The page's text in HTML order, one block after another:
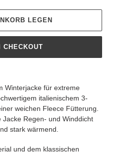
LEGEN
CHECKOUT
Winterjacke für extreme
italienischem 3-
weichen Fleece Fütterung.
Regen- und Winddicht
stark wärmend.
und dem klassischen